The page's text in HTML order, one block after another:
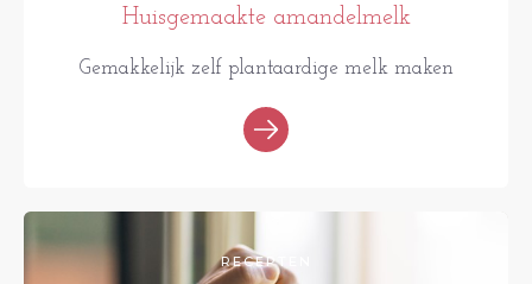
Huisgemaakte amandelmelk
Gemakkelijk zelf plantaardige melk maken
RECEPTEN